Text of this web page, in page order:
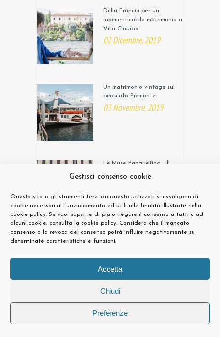
Gestisci consenso cookie
Questo sito o gli strumenti terzi da questo utilizzati si avvalgono di
cookie necessari al funzionamento ed utili alle finalità illustrate nella
cookie policy. Se vuoi saperne di più o negare il consenso a tutti o ad
alcuni cookie, consulta la cookie policy. Considera che il mancato
consenso o la revoca del consenso potrà influire negativamente su
determinate caratteristiche e funzioni.
Accetta
Chiudi
Preferenze
Dalla Francia per un
indimenticabile matrimonio a
Villa Claudia
02 Dicembre, 2019
Un matrimonio vintage sul
piroscafo Piemonte
03 Novembre, 2019
Le Muse Banqueting… il
trionfo del gusto e della
15 Ottobre, 2019
Delicatezze Catering:
impeccabile, con una lunga
esperienza in matrimoni sul
11 Ottobre, 2019
Matrimonio sulle Isole del
Lago Maggiore